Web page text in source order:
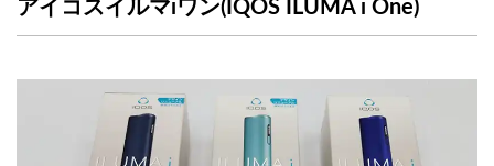
アイコスイルマiワン(IQOS ILUMA i One)